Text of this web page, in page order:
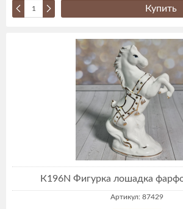
Купить
К196N Фигурка лошадка
Артикул: 87429